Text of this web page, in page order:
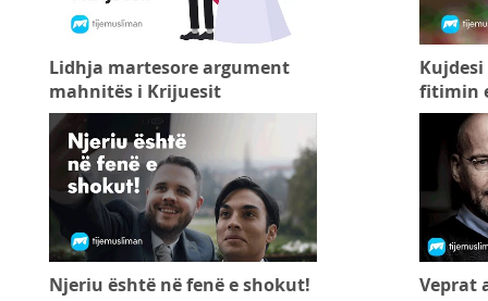
Lidhja martesore argument
mahnitës i Krijuesit
fitimin
Njeriu është në fenë e shokut! Veprat